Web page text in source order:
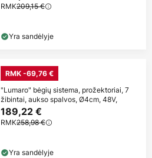
RMK209,15 €
Yra sandėlyje
RMK -69,76 €
"Lumaro" bėgių sistema, prožektoriai, 7
žibintai, aukso spalvos, Ø4cm, 48V,
189,22 €
RMK258,98 €
Yra sandėlyje